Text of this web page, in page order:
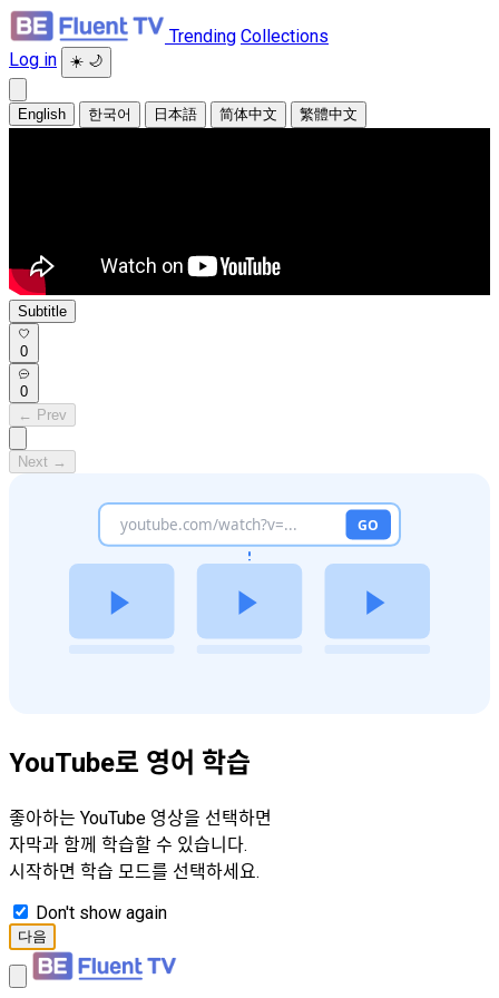
Trending Collections
Log in
☀️ 🌙
English 한국어 日本語 简体中文 繁體中文
Subtitle
0
0
← Prev
Next →
YouTube로 영어 학습
좋아하는 YouTube 영상을 선택하면
자막과 함께 학습할 수 있습니다.
시작하면 학습 모드를 선택하세요.
Don't show again
다음